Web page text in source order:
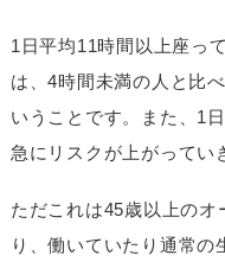
1日平均11時間以上座っ
は、4時間未満の人と比
いうことです。また、1
急にリスクが上がってい
ただこれは45歳以上の
り、働いていたり通常の